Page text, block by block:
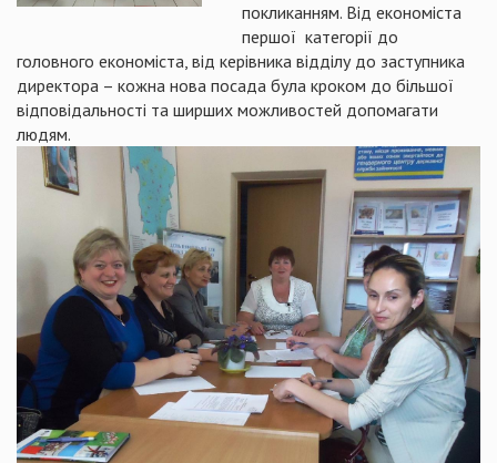
покликанням. Від економіста
першої категорії до
головного економіста, від керівника відділу до заступника
директора – кожна нова посада була кроком до більшої
відповідальності та ширших можливостей допомагати
людям.